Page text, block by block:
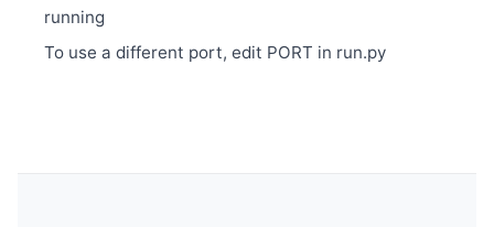
running
To use a different port, edit PORT in run.py